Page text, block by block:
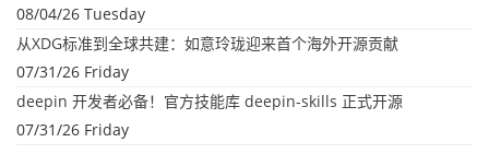
08/04/26 Tuesday
从XDG标准到全球共建：如意玲珑迎来首个海外开源贡献
07/31/26 Friday
deepin 开发者必备！官方技能库 deepin-skills 正式开源
07/31/26 Friday